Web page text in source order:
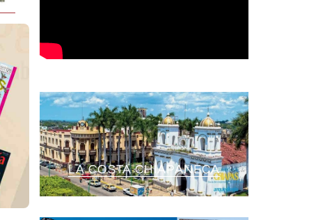
LA COSTA CHIAPANECA